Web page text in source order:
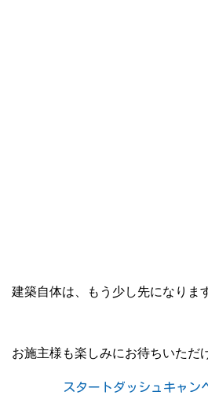
建築自体は、もう少し先になりま
お施主様も楽しみにお待ちいただ
スタートダッシュキャン